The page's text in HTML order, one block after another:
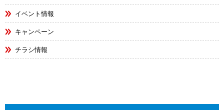
イベント情報
キャンペーン
チラシ情報